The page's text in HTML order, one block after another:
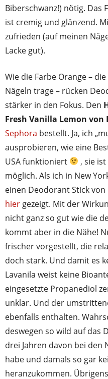
Biberschwanz!) nötig. Das
ist cremig und glänzend.
zufrieden (auf meinen
Lacke gut).
Wie die Farbe Orange –
Nägeln trage – rücken
stärker in den Fokus. Den
Fresh Vanilla Lemon von
Sephora bestellt. Ja, ich
ausprobieren, wie eine
USA funktioniert
, sie
möglich. Als ich in New
einen Deodorant Stick
hier gezeigt. Mit der
nicht ganz so gut wie die
kommt aber in die Nähe!
frischer vorgestellt, die
doch stark. Und damit es
Lavanila weist keine
eingesetzte Propanediol
unklar. Und der
ebenfalls enthalten.
deswegen so wild auf das
drei Jahren davon bei den
habe und damals so gar
heranzukommen.